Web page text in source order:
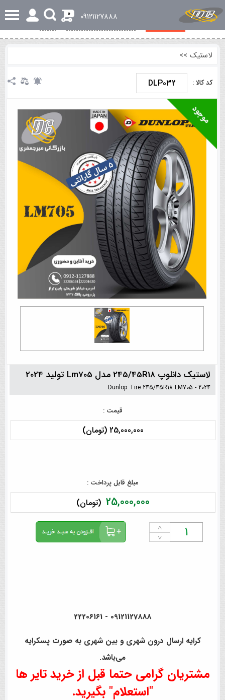
٠٩١٢١١٢٧٨٨٨ 0
مشخصات کلی بررسی تخصصی و اجمالی نظرات
لاستیک >>
کد کالا : DLP032
لاستیک دانلوپ 245/45R18 مدل Lm705 تولید 2024
Dunlop Tire 245/45R18 LM705 - 2024
قیمت :
25,000,000 (تومان)
مبلغ قابل پرداخت :
25,000,000(تومان)
˄
˅
09121127888 - 22206161
کرایه ارسال درون شهری و بین شهری به صورت پسکرایه
می‌باشد.
مشتریان گرامی حتما قبل از خرید تایر ها
"استعلام" بگیرید.